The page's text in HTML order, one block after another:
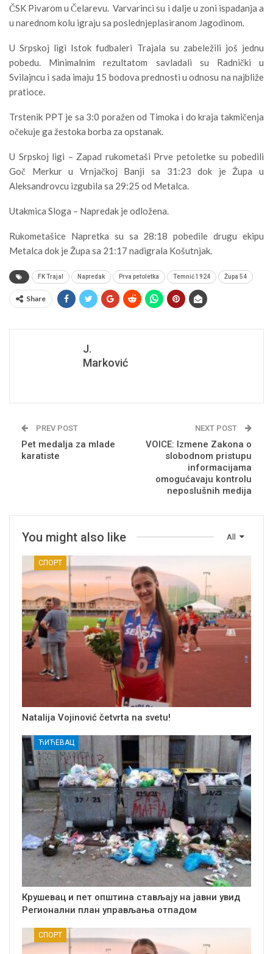
ČSK Pivarom u Čelarevu. Varvarinci su i dalje u zoni ispadanja a
u narednom kolu igraju sa poslednjeplasiranom Jagodinom.
U Srpskoj ligi Istok fudbaleri Trajala su zabeležili još jednu
pobedu. Minimalnim rezultatom savladali su Radnički u
Svilajncu i sada imaju 15 bodova prednosti u odnosu na najbliže
pratioce.
Trstenik PPT je sa 3:0 poražen od Timoka i do kraja takmičenja
očekuje ga žestoka borba za opstanak.
U Srpskoj ligi – Zapad rukometaši Prve petoletke su pobedili
Goč Merkur u Vrnjačkoj Banji sa 31:23 dok je Župa u
Aleksandrovcu izgubila sa 29:25 od Metalca.
Utakmica Sloga – Napredak je odložena.
Rukometašice Napretka su sa 28:18 pobedile drugu ekipu
Metalca dok je Župa sa 21:17 nadigrala Košutnjak.
FK Trajal Napredak Prva petoletka Temnić 1924 Župa 54
Share
J.
Marković
PREV POST
Pet medalja za mlade
karatiste
NEXT POST
VOICE: Izmene Zakona o
slobodnom pristupu
informacijama
omogućavaju kontrolu
neposlušnih medija
All
You might also like
СПОРТ
Natalija Vojinović četvrta na svetu!
ЋИЋЕВАЦ
Крушевац и пет општина стављају на јавни увид
Регионални план управљања отпадом
СПОРТ